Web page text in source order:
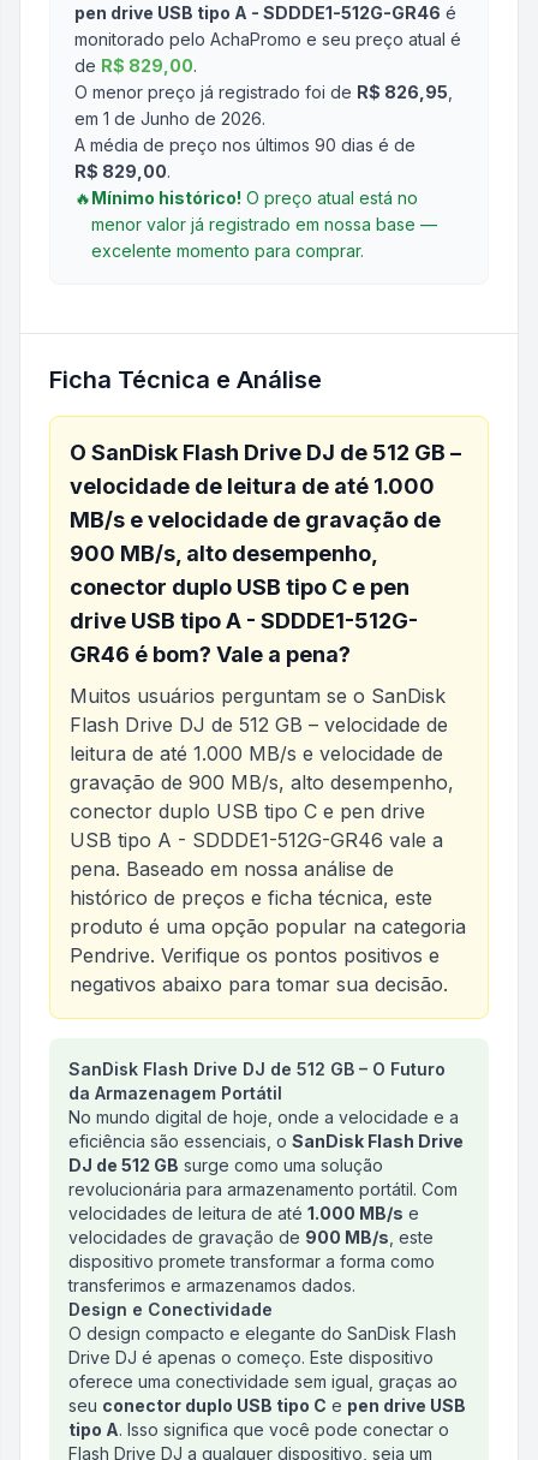
pen drive USB tipo A - SDDDE1-512G-GR46 é
monitorado pelo AchaPromo e seu preço atual é
de R$ 829,00.
O menor preço já registrado foi de R$ 826,95
em 1 de Junho de 2026.
A média de preço nos últimos 90 dias é de
R$ 829,00.
🔥Mínimo histórico! O preço atual está no
menor valor já registrado em nossa base —
excelente momento para comprar.
Ficha Técnica e Análise
O SanDisk Flash Drive DJ de 512 GB –
velocidade de leitura de até 1.000
MB/s e velocidade de gravação de
900 MB/s, alto desempenho,
conector duplo USB tipo C e pen
drive USB tipo A - SDDDE1-512G-
GR46 é bom? Vale a pena?
Muitos usuários perguntam se o SanDisk
Flash Drive DJ de 512 GB – velocidade de
leitura de até 1.000 MB/s e velocidade de
gravação de 900 MB/s, alto desempenho,
conector duplo USB tipo C e pen drive
USB tipo A - SDDDE1-512G-GR46 vale a
pena. Baseado em nossa análise de
histórico de preços e ficha técnica, este
produto é uma opção popular na categoria
Pendrive. Verifique os pontos positivos e
negativos abaixo para tomar sua decisão.
Análise do produtoSanDisk Flash Drive DJ de
SanDisk Flash Drive DJ de 512 GB – O Futuro
da Armazenagem Portátil
No mundo digital de hoje, onde a velocidade e a
eficiência são essenciais, o SanDisk Flash Drive
DJ de 512 GB surge como uma solução
revolucionária para armazenamento portátil. Com
velocidades de leitura de até 1.000 MB/s e
velocidades de gravação de 900 MB/s , este
dispositivo promete transformar a forma como
transferimos e armazenamos dados.
Design e Conectividade
O design compacto e elegante do SanDisk Flash
Drive DJ é apenas o começo. Este dispositivo
oferece uma conectividade sem igual, graças ao
seu conector duplo USB tipo C e pen drive USB
tipo A. Isso significa que você pode conectar o
Flash Drive DJ a qualquer dispositivo, seja um